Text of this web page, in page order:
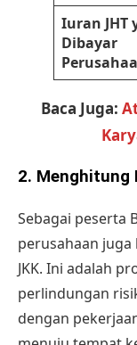
Iuran JHT
Dibayar
Baca Juga:
2. Menghitung
Sebagai peserta
perusahaan
JKK. Ini adalah
perlindungan
dengan